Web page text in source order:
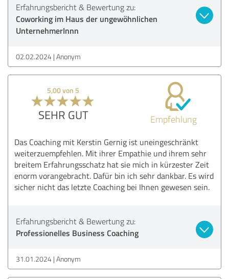
Erfahrungsbericht & Bewertung zu:
Coworking im Haus der ungewöhnlichen
UnternehmerInnn
02.02.2024 Anonym
5,00 von 5
SEHR GUT Empfehlung
Das Coaching mit Kerstin Gernig ist uneingeschränkt
weiterzuempfehlen. Mit ihrer Empathie und ihrem sehr
breitem Erfahrungsschatz hat sie mich in kürzester Zeit
enorm vorangebracht. Dafür bin ich sehr dankbar. Es wird
sicher nicht das letzte Coaching bei Ihnen gewesen sein.
Erfahrungsbericht & Bewertung zu:
Professionelles Business Coaching
31.01.2024 Anonym